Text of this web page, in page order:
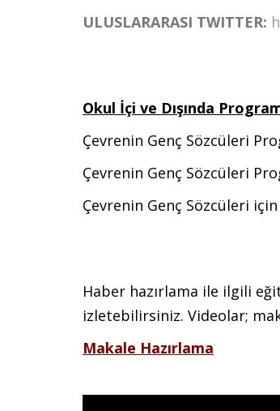
ULUSLARARASI TWITTER:
Okul İçi ve Dışında
Çevrenin Genç Sözcüleri
Çevrenin Genç Sözcüleri
Çevrenin Genç Sözcüleri için
Haber hazırlama ile ilgili
izletebilirsiniz. Videolar;
Makale Hazırlama